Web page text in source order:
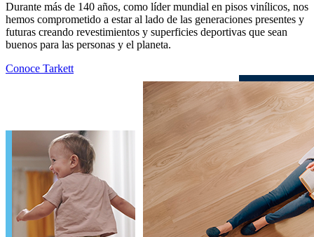
Durante más de 140 años, como líder mundial en pisos vinílicos, nos
hemos comprometido a estar al lado de las generaciones presentes y
futuras creando revestimientos y superficies deportivas que sean
buenos para las personas y el planeta.
Conoce Tarkett